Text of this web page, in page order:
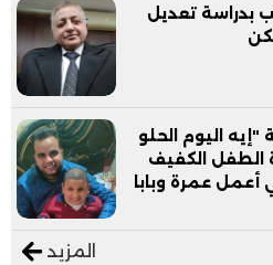
بدراسة تعديل
"إيه اليوم الحلو
الطفل الكفيف
أعمل عمرة وبابا
المزيد